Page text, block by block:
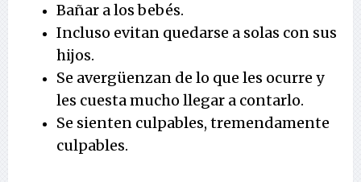
Bañar a los bebés.
Incluso evitan quedarse a solas con sus
hijos.
Se avergüenzan de lo que les ocurre y
les cuesta mucho llegar a contarlo.
Se sienten culpables, tremendamente
culpables.